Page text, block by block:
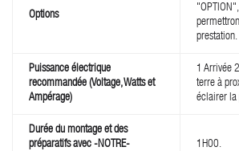
Options
prestation.
Puissance électrique
recommandée (Voltage, Watts et
Ampérage)
1 Arrivée
terre à
éclairer la
Durée du montage et des
préparatifs avec -NOTRE-
1H00.